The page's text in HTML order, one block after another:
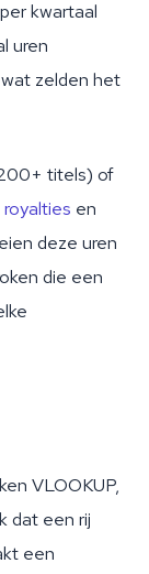
kwartaal
uren
zelden het
titels) of
en
deze uren
die een
VLOOKUP,
dat een rij
een